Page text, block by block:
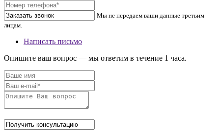
Мы не передаем ваши данные третьим
лицам.
Написать письмо
Опишите ваш вопрос — мы ответим в течение 1 часа.